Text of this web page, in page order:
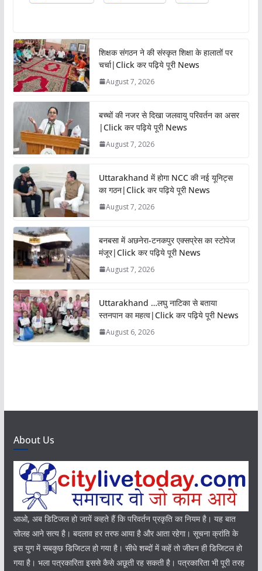
शिक्षक संगठन ने की संस्कृत शिक्षा के हालातों पर
चर्चा|Click कर पढ़िये पूरी News
August 7, 2026
बच्चों की नजर से दिखा जलवायु परिवर्तन का असर
|Click कर पढ़िये पूरी News
August 7, 2026
Uttarakhand में होगा NCC की नई यूनिट्स
का गठन|Click कर पढ़िये पूरी News
August 7, 2026
बनबसा में अछनेरा-टनकपुर एक्सप्रेस का स्टोपेज
मंजूर|Click कर पढ़िये पूरी News
August 7, 2026
Uttarakhand …लघु नाटिका से बताया
स्तनपान का महत्व|Click कर पढ़िये पूरी News
August 6, 2026
About Us
आओ, अब डिटिजल हो जायें कहते हैं कि परिवर्तन प्रकृति का नियम है। यह बात
सोलह आने सत्य है। बदलाव हर तरफ आया है और आता रहेगा। सूचना क्रांति के
इस युग में सबकुछ डिजिटल हो गया है। सीधे शब्दों में कहें तो जीवन ही डिजिटल हो
गया है। भला पत्रकारिता इससे कैसे अछूती रह सकती है। पत्रकारिता भी पूरी तरह